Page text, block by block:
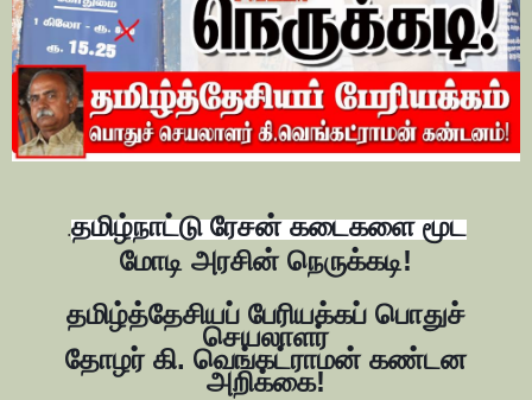
.தமிழ்நாட்டு ரேசன் கடைகளை மூட
மோடி அரசின் நெருக்கடி!
தமிழ்த்தேசியப் பேரியக்கப் பொதுச்
செயலாளர்
தோழர் கி. வெங்கட்ராமன் கண்டன
அறிக்கை!